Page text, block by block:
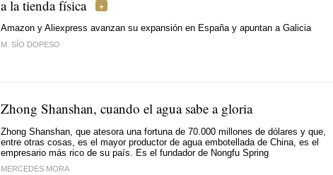
a la tienda física
Amazon y Aliexpress avanzan su expansión en España y apuntan a Galicia
M. SÍO DOPESO
Zhong Shanshan, cuando el agua sabe a gloria
Zhong Shanshan, que atesora una fortuna de 70.000 millones de dólares y que,
entre otras cosas, es el mayor productor de agua embotellada de China, es el
empresario más rico de su país. Es el fundador de Nongfu Spring
MERCEDES MORA